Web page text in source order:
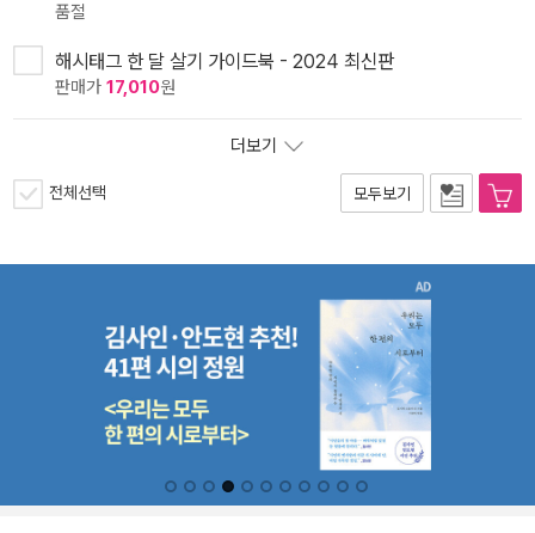
품절
해시태그 한 달 살기 가이드북 - 2024 최신판
판매가 17,010원
더보기
전체선택 모두보기